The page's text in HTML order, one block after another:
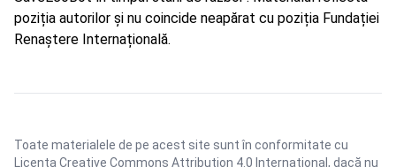
poziția autorilor și nu coincide neapărat cu poziția Fundației
Renaștere Internațională.
Toate materialele de pe acest site sunt în conformitate cu
Licența Creative Commons Attribution 4.0 International , dacă nu